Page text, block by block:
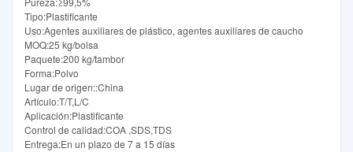
Tipo:Plastificante
Uso:Agentes auxiliares de plástico, agentes auxiliares de caucho
MOQ:25 kg/bolsa
Paquete:200 kg/tambor
Forma:Polvo
Lugar de origen::China
Artículo:T/T,L/C
Aplicación:Plastificante
Control de calidad:COA ,SDS,TDS
Entrega:En un plazo de 7 a 15 días